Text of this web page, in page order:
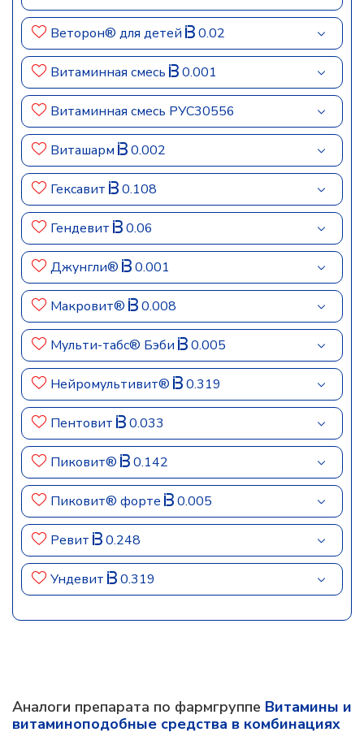
Веторон® для детей 0.02
Витаминная смесь 0.001
Витаминная смесь РУС30556
Виташарм 0.002
Гексавит 0.108
Гендевит 0.06
Джунгли® 0.001
Макровит® 0.008
Мульти-табс® Бэби 0.005
Нейромультивит® 0.319
Пентовит 0.033
Пиковит® 0.142
Пиковит® форте 0.005
Ревит 0.248
Ундевит 0.319
Аналоги препарата по фармгруппе Витамины и
витаминоподобные средства в комбинациях